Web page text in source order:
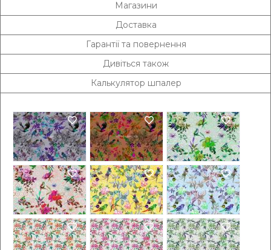
Магазини
Доставка
Гарантії та повернення
Дивіться також
Калькулятор шпалер